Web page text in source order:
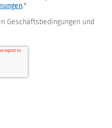
.*
Geschäftsbedingungen und